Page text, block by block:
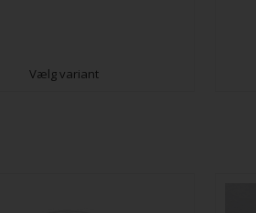
Vælg variant